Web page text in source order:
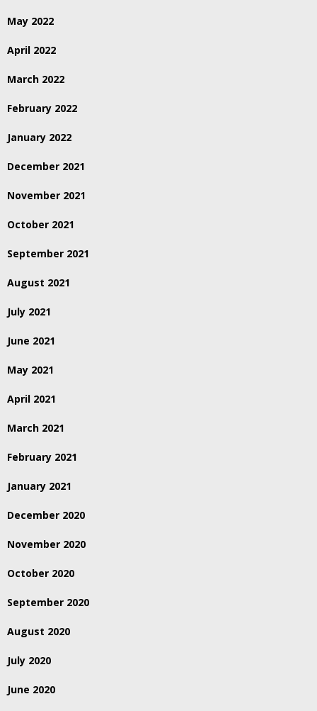
May 2022
April 2022
March 2022
February 2022
January 2022
December 2021
November 2021
October 2021
September 2021
August 2021
July 2021
June 2021
May 2021
April 2021
March 2021
February 2021
January 2021
December 2020
November 2020
October 2020
September 2020
August 2020
July 2020
June 2020